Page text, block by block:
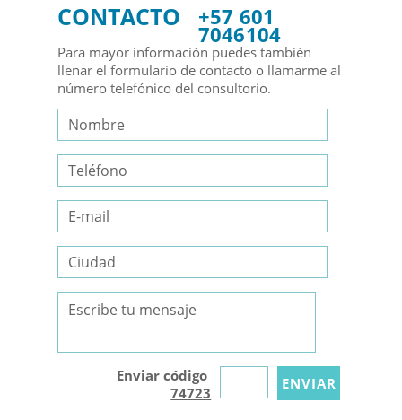
CONTACTO +57 601
7046104
Para mayor información puedes también
llenar el formulario de contacto o llamarme al
número telefónico del consultorio.
Enviar código
74723